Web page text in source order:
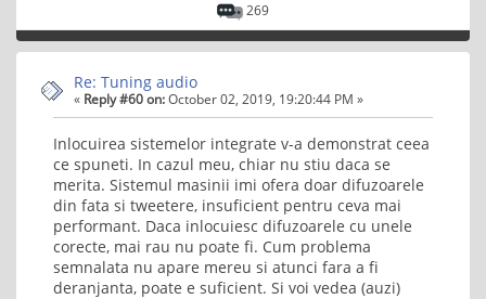
269
Re: Tuning audio
« Reply #60 on:October 02, 2019, 19:20:44 PM »
Inlocuirea sistemelor integrate v-a demonstrat ceea
ce spuneti. In cazul meu, chiar nu stiu daca se
merita. Sistemul masinii imi ofera doar difuzoarele
din fata si tweetere, insuficient pentru ceva mai
performant. Daca inlocuiesc difuzoarele cu unele
corecte, mai rau nu poate fi. Cum problema
semnalata nu apare mereu si atunci fara a fi
deranjanta, poate e suficient. Si voi vedea (auzi)